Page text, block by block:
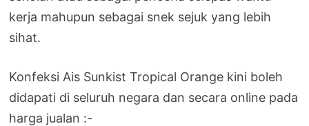
kerja mahupun sebagai snek sejuk yang lebih
sihat.
Konfeksi Ais Sunkist Tropical Orange kini boleh
didapati di seluruh negara dan secara online pada
harga jualan :-